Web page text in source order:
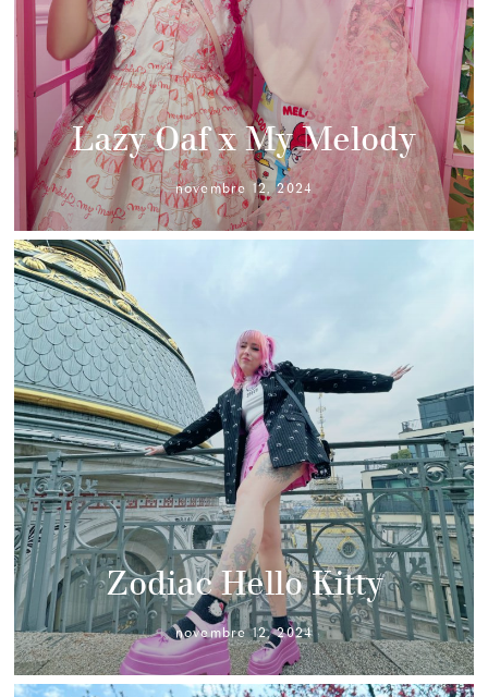
Lazy Oaf x My Melody
novembre 12, 2024
Zodiac Hello Kitty
novembre 12, 2024